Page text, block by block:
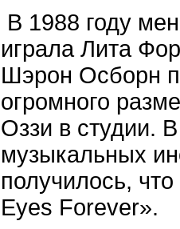
В 1988 году
играла Лита
Шэрон Осборн
огромного
Оззи в студии.
музыкальных
получилось,
Eyes Forever».